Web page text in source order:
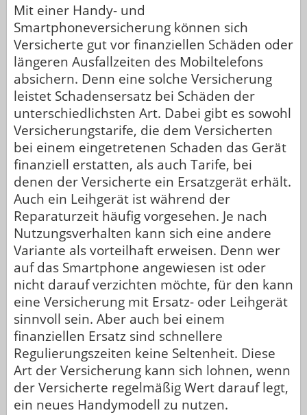
Mit einer Handy- und
Smartphoneversicherung können sich
Versicherte gut vor finanziellen Schäden oder
längeren Ausfallzeiten des Mobiltelefons
absichern. Denn eine solche Versicherung
leistet Schadensersatz bei Schäden der
unterschiedlichsten Art. Dabei gibt es sowohl
Versicherungstarife, die dem Versicherten
bei einem eingetretenen Schaden das Gerät
finanziell erstatten, als auch Tarife, bei
denen der Versicherte ein Ersatzgerät erhält.
Auch ein Leihgerät ist während der
Reparaturzeit häufig vorgesehen. Je nach
Nutzungsverhalten kann sich eine andere
Variante als vorteilhaft erweisen. Denn wer
auf das Smartphone angewiesen ist oder
nicht darauf verzichten möchte, für den kann
eine Versicherung mit Ersatz- oder Leihgerät
sinnvoll sein. Aber auch bei einem
finanziellen Ersatz sind schnellere
Regulierungszeiten keine Seltenheit. Diese
Art der Versicherung kann sich lohnen, wenn
der Versicherte regelmäßig Wert darauf legt,
ein neues Handymodell zu nutzen.